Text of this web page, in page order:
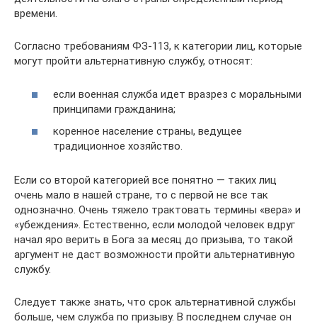
времени.
Согласно требованиям ФЗ-113, к категории лиц, которые
могут пройти альтернативную службу, относят:
если военная служба идет вразрез с моральными
принципами гражданина;
коренное население страны, ведущее
традиционное хозяйство.
Если со второй категорией все понятно — таких лиц
очень мало в нашей стране, то с первой не все так
однозначно. Очень тяжело трактовать термины «вера» и
«убеждения». Естественно, если молодой человек вдруг
начал яро верить в Бога за месяц до призыва, то такой
аргумент не даст возможности пройти альтернативную
службу.
Следует также знать, что срок альтернативной службы
больше, чем служба по призыву. В последнем случае он